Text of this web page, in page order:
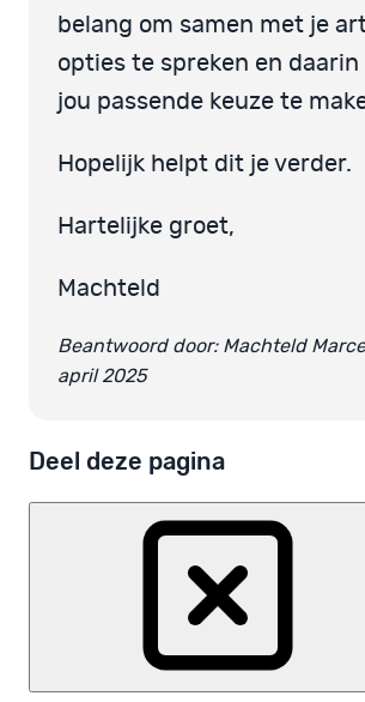
belang om samen met je
opties te spreken en daarin
jou passende keuze te
Hopelijk helpt dit je verder.
Hartelijke groet,
Machteld
Beantwoord door: Machteld
april 2025
Deel deze pagina